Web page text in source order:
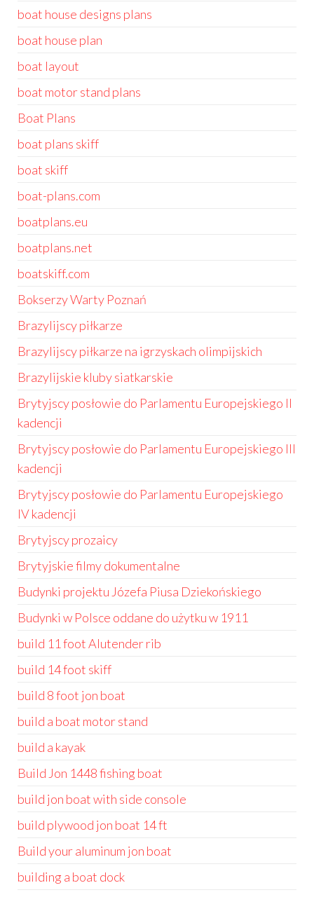
boat house designs plans
boat house plan
boat layout
boat motor stand plans
Boat Plans
boat plans skiff
boat skiff
boat-plans.com
boatplans.eu
boatplans.net
boatskiff.com
Bokserzy Warty Poznań
Brazylijscy piłkarze
Brazylijscy piłkarze na igrzyskach olimpijskich
Brazylijskie kluby siatkarskie
Brytyjscy posłowie do Parlamentu Europejskiego II
kadencji
Brytyjscy posłowie do Parlamentu Europejskiego III
kadencji
Brytyjscy posłowie do Parlamentu Europejskiego
IV kadencji
Brytyjscy prozaicy
Brytyjskie filmy dokumentalne
Budynki projektu Józefa Piusa Dziekońskiego
Budynki w Polsce oddane do użytku w 1911
build 11 foot Alutender rib
build 14 foot skiff
build 8 foot jon boat
build a boat motor stand
build a kayak
Build Jon 1448 fishing boat
build jon boat with side console
build plywood jon boat 14 ft
Build your aluminum jon boat
building a boat dock